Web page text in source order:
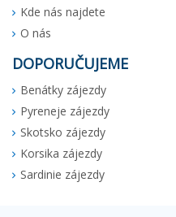
Kde nás najdete
O nás
DOPORUČUJEME
Benátky zájezdy
Pyreneje zájezdy
Skotsko zájezdy
Korsika zájezdy
Sardinie zájezdy